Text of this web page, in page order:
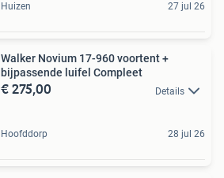
Huizen 27 jul 26
Walker Novium 17-960 voortent +
bijpassende luifel Compleet
€ 275,00 Details
Hoofddorp 28 jul 26